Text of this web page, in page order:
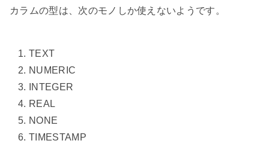
カラムの型は、次のモノしか使えないようです。
TEXT
NUMERIC
INTEGER
REAL
NONE
TIMESTAMP